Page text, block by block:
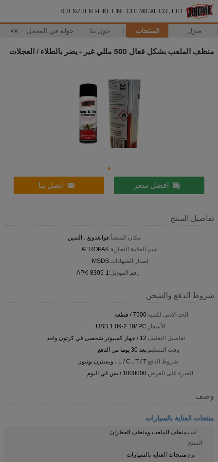
SHENZHEN I-LIKE FINE CHEMICAL CO., LTD
منزل المنتجات حول بنا جولة في المعمل >>
منظف ​​الملعب بشكل فعال 500 مللي غير - يضر بالطلاء / العجلات
افضل سعر اتصل بنا
تفاصيل المنتج
مكان المنشأ:قوانغدونغ ، الصين
اسم العلامة التجارية:AEROPAK
إصدار الشهادات:MSDS
رقم الموديل:APK-8305-1
شروط الدفع والشحن
الحد الأدنى لكمية:7500 / قطعة
الأسعار:USD 1.09-2.19/ PC
تفاصيل التغليف:12 / جهاز كمبيوتر شخصى في كرتون واحد
وقت التسليم:بعد 30 يوما من الدفع
شروط الدفع:L / C ، T / T ، ويسترن يونيون
القدرة على العرض:1000000 / يس في اليوم
وصف
منتجات العناية بالسيارات
اسم
المنتج:
منظف ​​الملعب ومنظف القطران
نوع:منتجات العناية بالسيارات